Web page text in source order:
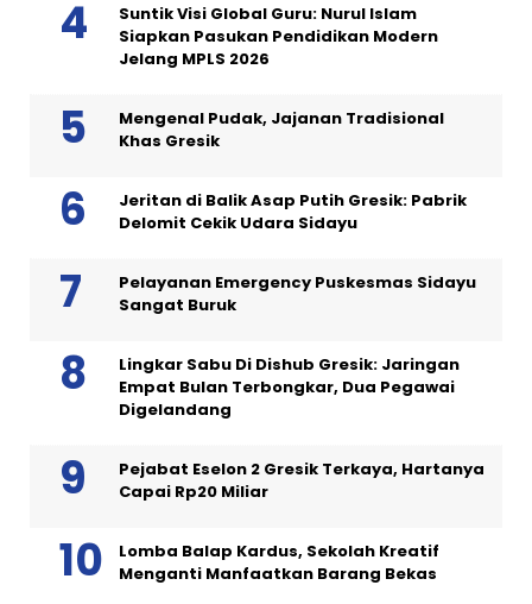
Suntik Visi Global Guru: Nurul Islam
Siapkan Pasukan Pendidikan Modern
Jelang MPLS 2026
Mengenal Pudak, Jajanan Tradisional
Khas Gresik
Jeritan di Balik Asap Putih Gresik: Pabrik
Delomit Cekik Udara Sidayu
Pelayanan Emergency Puskesmas Sidayu
Sangat Buruk
Lingkar Sabu Di Dishub Gresik: Jaringan
Empat Bulan Terbongkar, Dua Pegawai
Digelandang
Pejabat Eselon 2 Gresik Terkaya, Hartanya
Capai Rp20 Miliar
Lomba Balap Kardus, Sekolah Kreatif
Menganti Manfaatkan Barang Bekas